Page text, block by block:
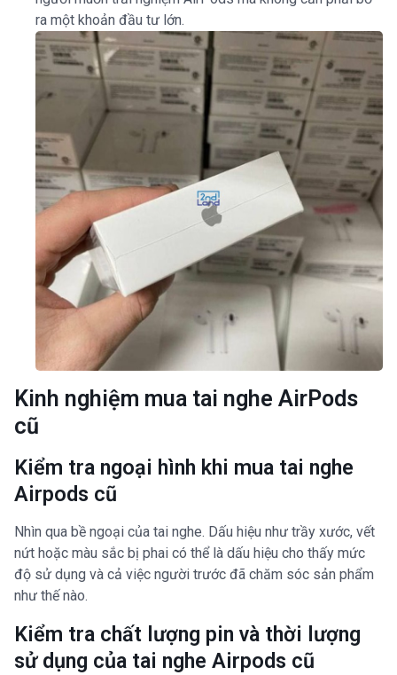
ra một khoản đầu tư lớn.
Kinh nghiệm mua tai nghe AirPods
cũ
Kiểm tra ngoại hình khi mua tai nghe
Airpods cũ
Nhìn qua bề ngoại của tai nghe. Dấu hiệu như trầy xước, vết
nứt hoặc màu sắc bị phai có thể là dấu hiệu cho thấy mức
độ sử dụng và cả việc người trước đã chăm sóc sản phẩm
như thế nào.
Kiểm tra chất lượng pin và thời lượng
sử dụng của tai nghe Airpods cũ